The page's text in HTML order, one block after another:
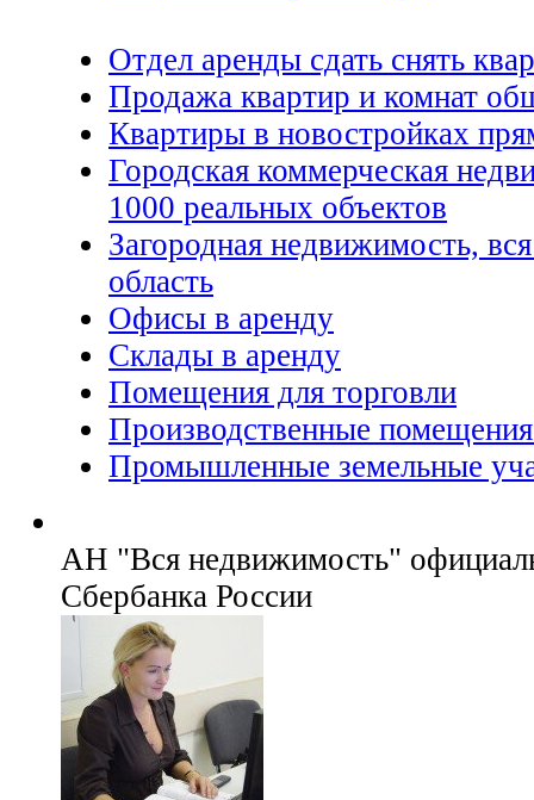
Отдел аренды сдать снять
Продажа квартир и комнат
Квартиры в новостройках
Городская коммерческая
1000 реальных объектов
Загородная недвижимость,
область
Офисы в аренду
Склады в аренду
Помещения для торговли
Производственные
Промышленные земельные
АН "Вся недвижимость"
Сбербанка России